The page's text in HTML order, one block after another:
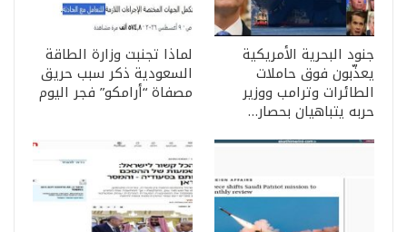
جنود البحرية الأمريكية
يعذّبون فوق حاملات
الطائرات وترامب ووزير
حربه يتباهيان بحصار…
لماذا تجنبت وزارة الطاقة
السعودية ذكر سبب حريق
مصفاة “أرامكو” فجر اليوم